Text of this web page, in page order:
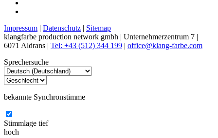
Impressum | Datenschutz | Sitemap
klangfarbe production network gmbh | Unternehmerzentrum 7 |
6071 Aldrans | Tel: +43 (512) 344 199 | office@klang-farbe.com
Sprechersuche
bekannte Synchronstimme
Stimmlage tief
hoch